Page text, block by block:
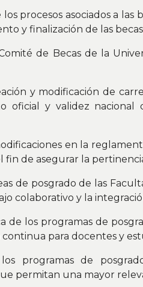
procesos asociados a
y finalización de las
de Becas de la
y modificación de
oficial y validez
en la
fin de asegurar la
de posgrado de las
colaborativo y la
de los programas de
para docentes y
programas de
permitan una mayor